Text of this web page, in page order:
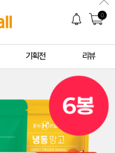
0
기획전 리뷰